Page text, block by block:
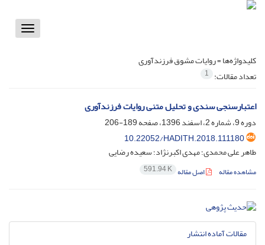
Toggle
کلیدواژه‌ها =روایات مشوق فرزندآوری
تعداد مقالات: 1
اعتبارسنجی سندی و تحلیل متنی روایات فرزندآوری
دوره 9، شماره 2، اسفند 1396، صفحه
189-206
10.22052/HADITH.2018.111180
طاهر علی محمدی؛ مهدی اکبرنژاد؛ سعیده رضایی
مشاهده مقاله اصل مقاله 591.94 K
مقالات آماده انتشار